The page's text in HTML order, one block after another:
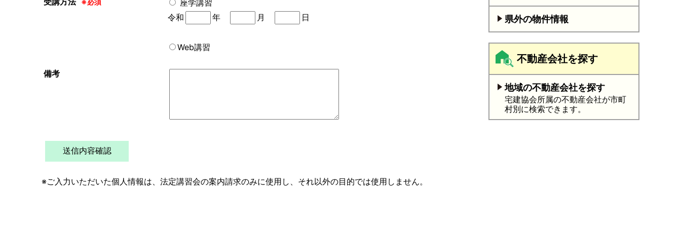
※必須
座学講習
令和
年 月 日
Web講習
備考
※ご入力いただいた個人情報は、法定講習会の案内請求のみに使用し、それ以外の目的では使用しません。
県外の物件情報
不動産会社を探す
地域の不動産会社を探す
宅建協会所属の不動産会社が市町
村別に検索できます。